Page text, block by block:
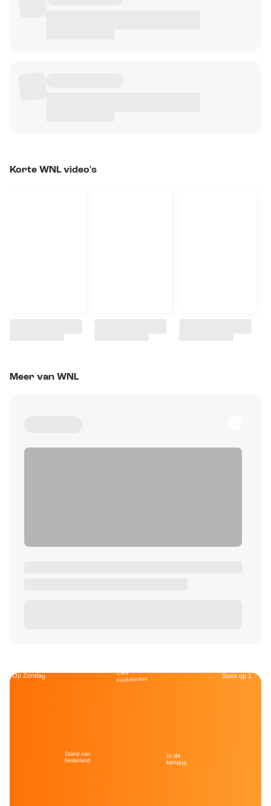
Korte WNL video's
Meer van WNL
Op Zondag
Stand van
Nederland
Café
Kockelmann
In de
kantine
Sven op 1